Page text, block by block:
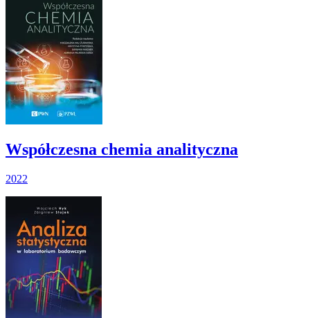
Współczesna chemia analityczna
2022